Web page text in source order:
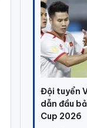
Đội tuyển
dẫn đầu
Cup 2026